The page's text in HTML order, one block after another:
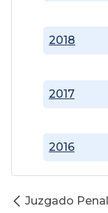
2016
2017
2018
Juzgado